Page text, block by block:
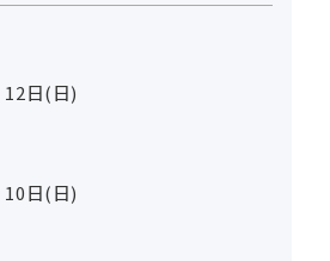
12日(日)
10日(日)